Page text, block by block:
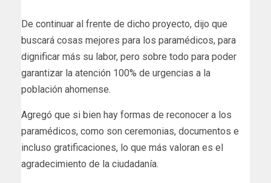
De continuar al frente de dicho proyecto, dijo que
buscará cosas mejores para los paramédicos, para
dignificar más su labor, pero sobre todo para poder
garantizar la atención 100% de urgencias a la
población ahomense.
Agregó que si bien hay formas de reconocer a los
paramédicos, como son ceremonias, documentos e
incluso gratificaciones, lo que más valoran es el
agradecimiento de la ciudadanía.